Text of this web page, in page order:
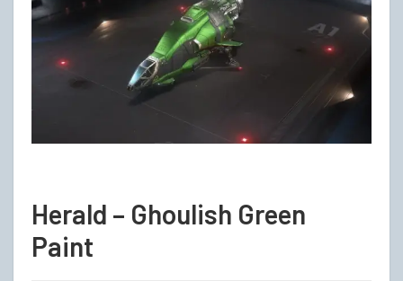
Herald – Ghoulish Green
Paint